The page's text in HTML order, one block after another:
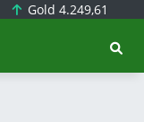
Gold4.249,61